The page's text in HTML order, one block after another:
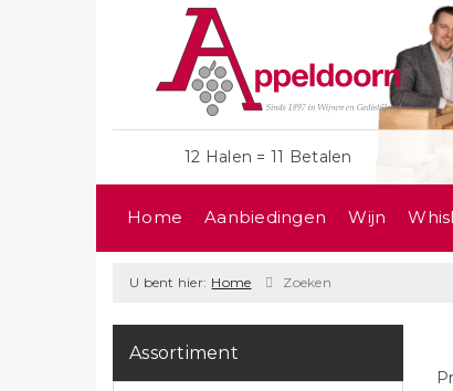
12 Halen = 11 Betalen
Home Aanbiedingen Wijn
U bent hier: Home Zoeken
Assortiment